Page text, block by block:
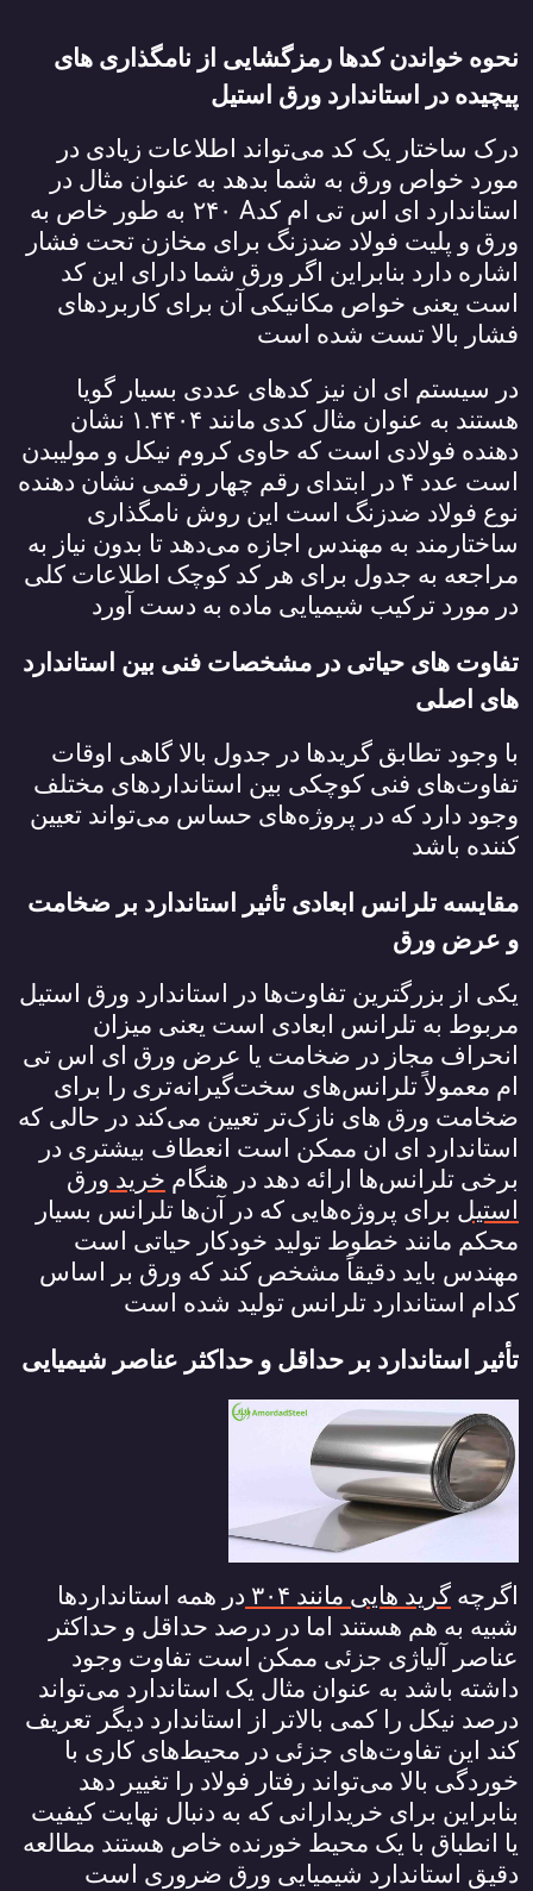
نحوه خواندن کدها رمزگشایی از نامگذاری‌ های
پیچیده در استاندارد ورق استیل
درک ساختار یک کد می‌تواند اطلاعات زیادی در
مورد خواص ورق به شما بدهد به عنوان مثال در
استاندارد ای اس تی ام کدA ۲۴۰ به طور خاص به
ورق و پلیت فولاد ضدزنگ برای مخازن تحت فشار
اشاره دارد بنابراین اگر ورق شما دارای این کد
است یعنی خواص مکانیکی آن برای کاربردهای
فشار بالا تست شده است
در سیستم ای ان نیز کدهای عددی بسیار گویا
هستند به عنوان مثال کدی مانند ۱.۴۴۰۴ نشان
دهنده فولادی است که حاوی کروم نیکل و مولیبدن
است عدد ۴ در ابتدای رقم چهار رقمی نشان دهنده
نوع فولاد ضدزنگ است این روش نامگذاری
ساختارمند به مهندس اجازه می‌دهد تا بدون نیاز به
مراجعه به جدول برای هر کد کوچک اطلاعات کلی
در مورد ترکیب شیمیایی ماده به دست آورد
تفاوت‌ های حیاتی در مشخصات فنی بین استاندارد
های اصلی
با وجود تطابق گریدها در جدول بالا گاهی اوقات
تفاوت‌های فنی کوچکی بین استانداردهای مختلف
وجود دارد که در پروژه‌های حساس می‌تواند تعیین
کننده باشد
مقایسه تلرانس ابعادی تأثیر استاندارد بر ضخامت
و عرض ورق
یکی از بزرگترین تفاوت‌ها در استاندارد ورق استیل
مربوط به تلرانس ابعادی است یعنی میزان
انحراف مجاز در ضخامت یا عرض ورق ای اس تی
ام معمولاً تلرانس‌های سخت‌گیرانه‌تری را برای
ضخامت ورق‌ های نازک‌تر تعیین می‌کند در حالی که
استاندارد ای ان ممکن است انعطاف بیشتری در
برخی تلرانس‌ها ارائه دهد در هنگام خرید ورق
استیل برای پروژه‌هایی که در آن‌ها تلرانس بسیار
محکم مانند خطوط تولید خودکار حیاتی است
مهندس باید دقیقاً مشخص کند که ورق بر اساس
کدام استاندارد تلرانس تولید شده است
تأثیر استاندارد بر حداقل و حداکثر عناصر شیمیایی
اگرچه گرید هایی مانند ۳۰۴ در همه استانداردها
شبیه به هم هستند اما در درصد حداقل و حداکثر
عناصر آلیاژی جزئی ممکن است تفاوت وجود
داشته باشد به عنوان مثال یک استاندارد می‌تواند
درصد نیکل را کمی بالاتر از استاندارد دیگر تعریف
کند این تفاوت‌های جزئی در محیط‌های کاری با
خوردگی بالا می‌تواند رفتار فولاد را تغییر دهد
بنابراین برای خریدارانی که به دنبال نهایت کیفیت
یا انطباق با یک محیط خورنده خاص هستند مطالعه
دقیق استاندارد شیمیایی ورق ضروری است